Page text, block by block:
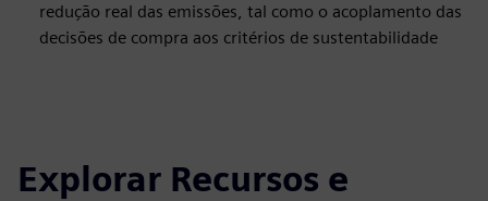
redução real das emissões, tal como o acoplamento das
decisões de compra aos critérios de sustentabilidade
Explorar Recursos e